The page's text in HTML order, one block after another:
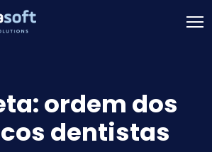
ordem dos
dentistas